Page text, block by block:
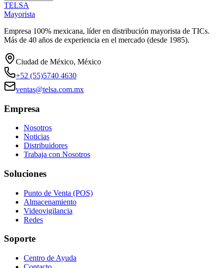
TELSA
Mayorista
Empresa 100% mexicana, líder en distribución mayorista de TICs.
Más de 40 años de experiencia en el mercado (desde 1985).
Ciudad de México, México
+52 (55)5740 4630
ventas@telsa.com.mx
Empresa
Nosotros
Noticias
Distribuidores
Trabaja con Nosotros
Soluciones
Punto de Venta (POS)
Almacenamiento
Videovigilancia
Redes
Soporte
Centro de Ayuda